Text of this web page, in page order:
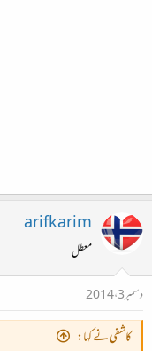
arifkarim
معطل
دسمبر 3، 2014
کاشفی نے کہا: